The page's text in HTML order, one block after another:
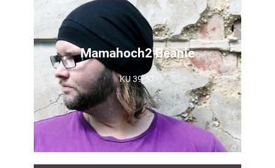
Mamahoch2 Beanie
KU 39-57